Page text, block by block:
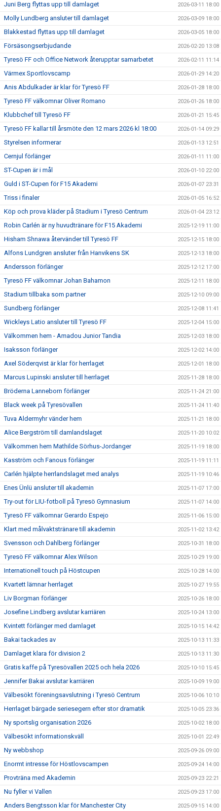
Juni Berg flyttas upp till damlaget 2026-03-11 18:00
Molly Lundberg ansluter till damlaget 2026-03-09 18:00
Blakkestad flyttas upp till damlaget 2026-03-05 18:00
Försäsongserbjudande 2026-02-20 13:08
Tyresö FF och Office Network återupptar samarbetet 2026-02-11 11:14
Värmex Sportlovscamp 2026-01-29 14:20
Anis Abdulkader är klar för Tyresö FF 2026-01-28 18:00
Tyresö FF välkomnar Oliver Romano 2026-01-26 18:00
Klubbchef till Tyresö FF 2026-01-21 15:45
Tyresö FF kallar till årsmöte den 12 mars 2026 kl 18:00 2026-01-14 09:29
Styrelsen informerar 2026-01-13 12:51
Cernjul förlänger 2026-01-11 11:00
ST-Cupen är i mål 2026-01-10 22:00
Guld i ST-Cupen för F15 Akademi 2026-01-07 23:31
Triss i finaler 2026-01-05 16:52
Köp och prova kläder på Stadium i Tyresö Centrum 2026-01-04 23:12
Robin Carlén är ny huvudtränare för F15 Akademi 2025-12-19 11:00
Hisham Shnawa återvänder till Tyresö FF 2025-12-15 18:00
Alfons Lundgren ansluter från Hanvikens SK 2025-12-13 18:00
Andersson förlänger 2025-12-12 17:00
Tyresö FF välkomnar Johan Bahamon 2025-12-11 18:00
Stadium tillbaka som partner 2025-12-10 09:00
Sundberg förlänger 2025-12-08 11:41
Wickleys Latio ansluter till Tyresö FF 2025-12-04 15:00
Välkommen hem - Amadou Junior Tandia 2025-12-03 18:00
Isaksson förlänger 2025-12-02 14:00
Axel Söderqvist är klar för herrlaget 2025-12-01 18:00
Marcus Lupinski ansluter till herrlaget 2025-11-28 18:00
Bröderna Lanneborn förlänger 2025-11-24 21:00
Black week på Tyresövallen 2025-11-24 11:40
Tuva Aldermyhr vänder hem 2025-11-21 18:00
Alice Bergström till damlandslaget 2025-11-20 10:02
Välkommen hem Mathilde Sörhus-Jordanger 2025-11-19 18:00
Kasström och Fanous förlänger 2025-11-19 11:11
Carlén hjälpte herrlandslaget med analys 2025-11-19 10:46
Enes Ünlü ansluter till akademin 2025-11-07 17:00
Try-out för LIU-fotboll på Tyresö Gymnasium 2025-11-07 14:00
Tyresö FF välkomnar Gerardo Espejo 2025-11-06 15:00
Klart med målvaktstränare till akademin 2025-11-02 13:42
Svensson och Dahlberg förlänger 2025-10-31 18:00
Tyresö FF välkomnar Alex Wilson 2025-10-29 19:00
Internationell touch på Höstcupen 2025-10-28 14:00
Kvartett lämnar herrlaget 2025-10-27 19:55
Liv Borgman förlänger 2025-10-26 18:00
Josefine Lindberg avslutar karriären 2025-10-24 13:00
Kvintett förlänger med damlaget 2025-10-15 14:42
Bakai tackades av 2025-10-13 11:33
Damlaget klara för division 2 2025-10-13 11:30
Gratis kaffe på Tyresövallen 2025 och hela 2026 2025-10-10 15:45
Jennifer Bakai avslutar karriären 2025-10-09 19:00
Välbesökt föreningsavslutning i Tyresö Centrum 2025-10-06 10:10
Herrlaget bärgade seriesegern efter stor dramatik 2025-10-05 23:36
Ny sportslig organisation 2026 2025-10-02 18:00
Välbesökt informationskväll 2025-10-01 22:49
Ny webbshop 2025-09-26 09:00
Enormt intresse för Höstlovscampen 2025-09-24 14:00
Provträna med Akademin 2025-09-23 22:21
Nu fyller vi Vallen 2025-09-23 17:00
Anders Bengtsson klar för Manchester City 2025-09-15 14:00